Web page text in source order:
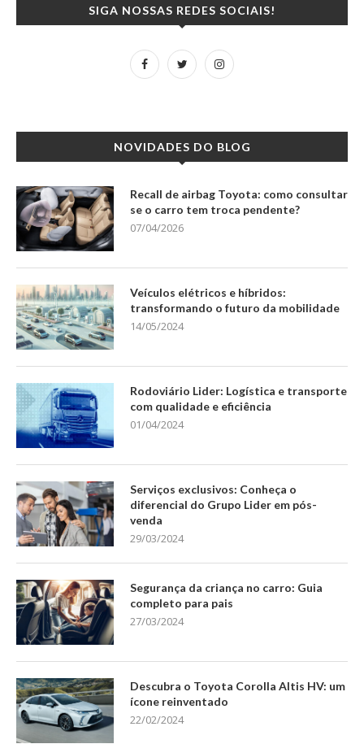
SIGA NOSSAS REDES SOCIAIS!
NOVIDADES DO BLOG
Recall de airbag Toyota: como consultar
se o carro tem troca pendente?
07/04/2026
Veículos elétricos e híbridos:
transformando o futuro da mobilidade
14/05/2024
Rodoviário Lider: Logística e transporte
com qualidade e eficiência
01/04/2024
Serviços exclusivos: Conheça o
diferencial do Grupo Lider em pós-
venda
29/03/2024
Segurança da criança no carro: Guia
completo para pais
27/03/2024
Descubra o Toyota Corolla Altis HV: um
ícone reinventado
22/02/2024